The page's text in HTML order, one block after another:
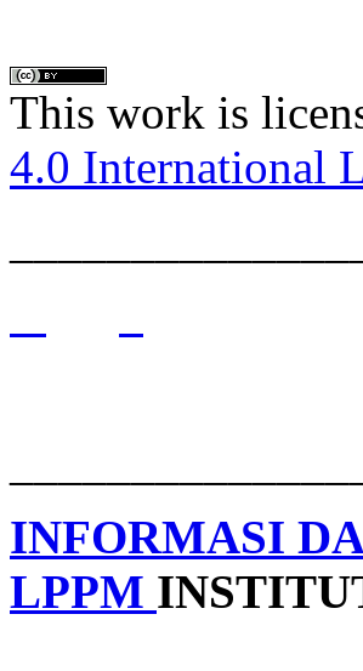
This work is
4.0 International
INFORMASI
LPPM